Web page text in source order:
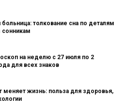
больница: толкование сна по деталям
сонникам
на неделю с 27 июля по 2
для всех знаков
меняет жизнь: польза для здоровья,